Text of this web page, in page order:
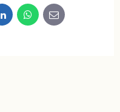
LinkedInWhatsApp
E-
mail